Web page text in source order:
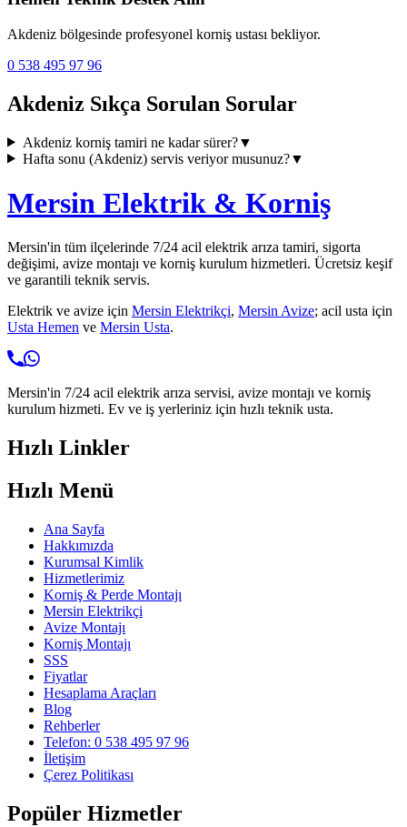
Akdeniz bölgesinde profesyonel korniş ustası bekliyor.
0 538 495 97 96
Akdeniz Sıkça Sorulan Sorular
Akdenizkorniş tamiri ne kadar sürer?▼
Hafta sonu (Akdeniz) servis veriyor musunuz?▼
Mersin Elektrik & Korniş
Mersin'in tüm ilçelerinde 7/24 acil elektrik arıza tamiri, sigorta
değişimi, avize montajı ve korniş kurulum hizmetleri. Ücretsiz keşif
ve garantili teknik servis.
Elektrik ve avize için Mersin Elektrikçi, Mersin Avize; acil usta için
Usta Hemen ve Mersin Usta.
Mersin'in 7/24 acil elektrik arıza servisi, avize montajı ve korniş
kurulum hizmeti. Ev ve iş yerleriniz için hızlı teknik usta.
Hızlı Linkler
Hızlı Menü
Ana Sayfa
Hakkımızda
Kurumsal Kimlik
Hizmetlerimiz
Korniş & Perde Montajı
Mersin Elektrikçi
Avize Montajı
Korniş Montajı
SSS
Fiyatlar
Hesaplama Araçları
Blog
Rehberler
Telefon: 0 538 495 97 96
İletişim
Çerez Politikası
Popüler Hizmetler